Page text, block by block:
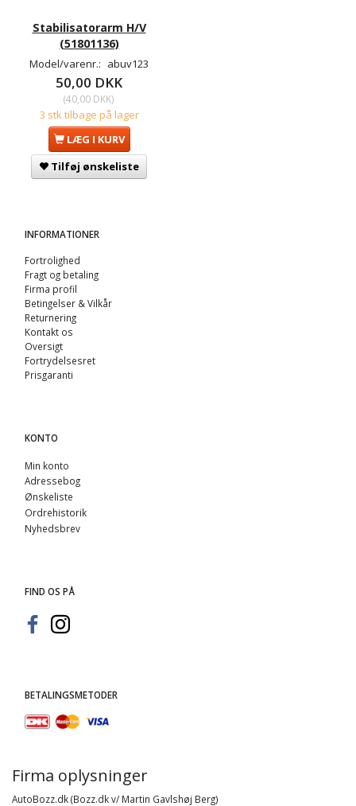
Stabilisatorarm H/V
(51801136)
Model/varenr.: abuv123
50,00 DKK
(40,00 DKK)
3 stk tilbage på lager
LÆG I KURV
Tilføj ønskeliste
INFORMATIONER
Fortrolighed
Fragt og betaling
Firma profil
Betingelser & Vilkår
Returnering
Kontakt os
Oversigt
Fortrydelsesret
Prisgaranti
KONTO
Min konto
Adressebog
Ønskeliste
Ordrehistorik
Nyhedsbrev
FIND OS PÅ
BETALINGSMETODER
Firma oplysninger
AutoBozz.dk (Bozz.dk v/ Martin Gavlshøj Berg)